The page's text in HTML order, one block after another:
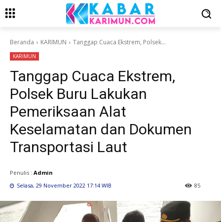
Beranda KARIMUN Tanggap Cuaca Ekstrem, Polsek...
KARIMUN
Tanggap Cuaca Ekstrem,
Polsek Buru Lakukan
Pemeriksaan Alat
Keselamatan dan Dokumen
Transportasi Laut
Penulis : Admin
Selasa, 29 November 2022 17:14 WIB
85